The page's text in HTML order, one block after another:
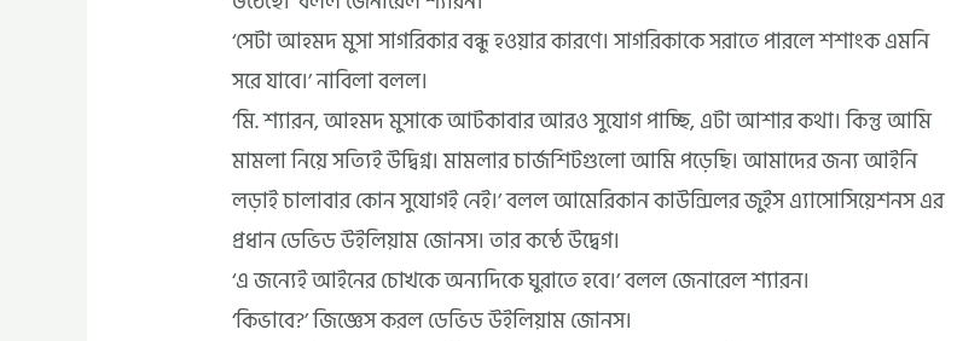
‘সেটা আহমদ মুসা সাগরিকার বন্ধু হওয়ার কারণে। সাগরিকাকে সরাতে পারলে শশাংক এমনি
সরে যাবে।’ নাবিলা বলল।
‘মি. শ্যারন, আহমদ মুসাকে আটকাবার আরও সুযোগ পাচ্ছি, এটা আশার কথা। কিন্তু আমি
মামলা নিয়ে সত্যিই উদ্বিগ্ন। মামলার চার্জশিটগুলো আমি পড়েছি। আমাদের জন্য আইনি
লড়াই চালাবার কোন সুযোগই নেই।’ বলল আমেরিকান কাউন্সিলর জুইস এ্যাসোসিয়েশনস এর
প্রধান ডেভিড উইলিয়াম জোনস। তার কন্ঠে উদ্বেগ।
‘এ জন্যেই আইনের চোখকে অন্যদিকে ঘুরাতে হবে।’ বলল জেনারেল শ্যারন।
‘কিভাবে?’ জিজ্ঞেস করল ডেভিড উইলিয়াম জোনস।